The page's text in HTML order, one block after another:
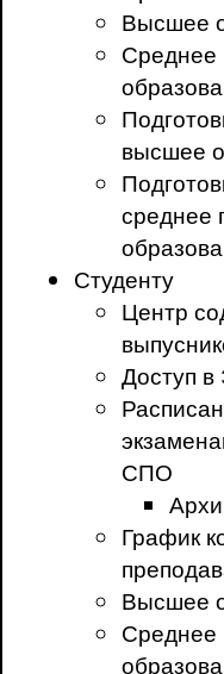
Высшее
Среднее
высшее
среднее
Студенту
Центр
Доступ
СПО
График
Высшее
Среднее